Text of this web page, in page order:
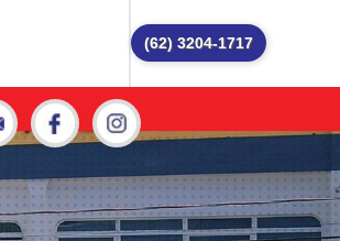
(62) 3204-1717